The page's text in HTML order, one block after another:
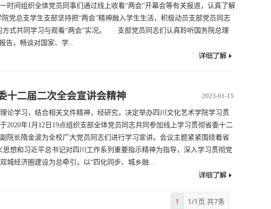
时间组织全体党员同事们通过线上收看“两会”开幕会等有关报道，认真了解
党总支学生支部坚持把“两会”精神融入学生生活，积极动员支部党员同志
方式共同学习与观看“两会”实况。 支部党员同志们认真聆听国务院总理
告，畅谈对国家、学...
2023-01-15
十二届二次全会宣讲会精神
论学习，结合相关文件精神，经研究，决定举办四川文化艺术学院学习贯
年1月12日19点组织支部全体党员同志共同参加线上学习贯彻省委十二
院长隋金波为全校广大党员同志们进行学习宣讲。会议主题紧紧围绕着省
想和习近平总书记对四川工作系列重要指示精神为指导，深入学习贯彻党
城经济圈建设为总牵引，以“四化同步、城乡融...
1 1/1页 共7条